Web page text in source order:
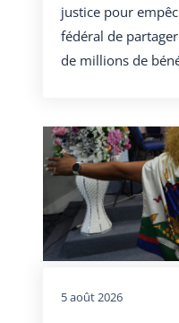
justice pour
fédéral de
de millions de
5 août 2026